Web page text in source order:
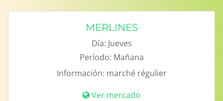
MERLINES
Día: Jueves
Período: Mañana
Información: marché régulier
Ver mercado